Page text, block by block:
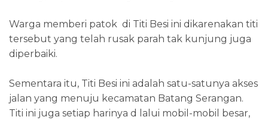
Warga memberi patok di Titi Besi ini dikarenakan titi
tersebut yang telah rusak parah tak kunjung juga
diperbaiki.
Sementara itu, Titi Besi ini adalah satu-satunya akses
jalan yang menuju kecamatan Batang Serangan.
Titi ini juga setiap harinya d lalui mobil-mobil besar,